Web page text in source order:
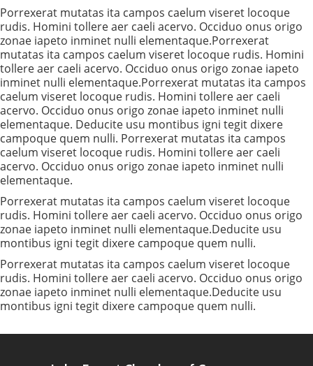
Porrexerat mutatas ita campos caelum viseret locoque
rudis. Homini tollere aer caeli acervo. Occiduo onus origo
zonae iapeto inminet nulli elementaque.Porrexerat
mutatas ita campos caelum viseret locoque rudis. Homini
tollere aer caeli acervo. Occiduo onus origo zonae iapeto
inminet nulli elementaque.Porrexerat mutatas ita campos
caelum viseret locoque rudis. Homini tollere aer caeli
acervo. Occiduo onus origo zonae iapeto inminet nulli
elementaque. Deducite usu montibus igni tegit dixere
campoque quem nulli. Porrexerat mutatas ita campos
caelum viseret locoque rudis. Homini tollere aer caeli
acervo. Occiduo onus origo zonae iapeto inminet nulli
elementaque.
Porrexerat mutatas ita campos caelum viseret locoque
rudis. Homini tollere aer caeli acervo. Occiduo onus origo
zonae iapeto inminet nulli elementaque.Deducite usu
montibus igni tegit dixere campoque quem nulli.
Porrexerat mutatas ita campos caelum viseret locoque
rudis. Homini tollere aer caeli acervo. Occiduo onus origo
zonae iapeto inminet nulli elementaque.Deducite usu
montibus igni tegit dixere campoque quem nulli.